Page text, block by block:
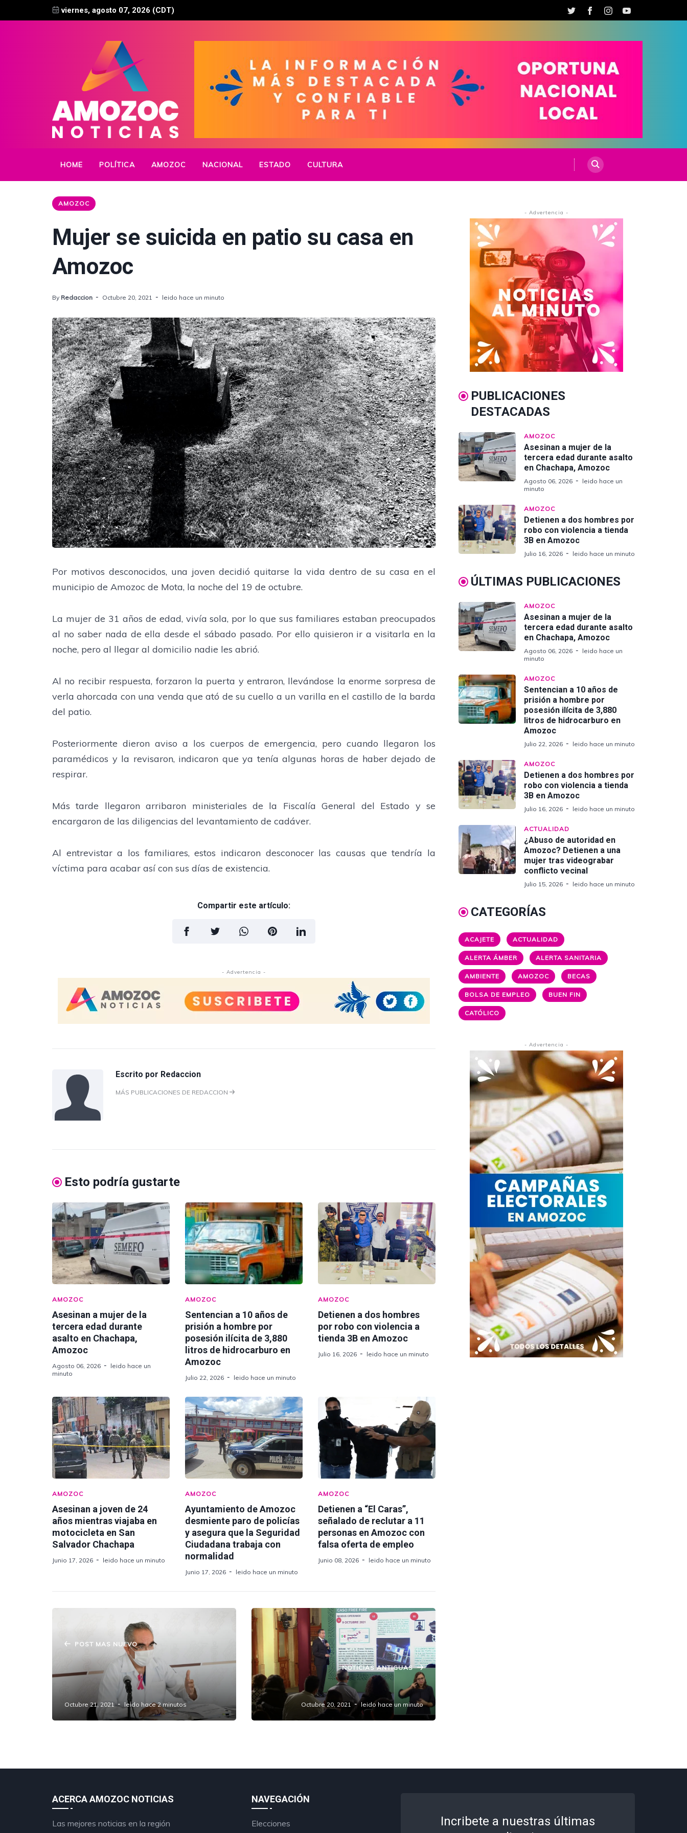
viernes, agosto 07, 2026 (CDT)
HOME POLÍTICA AMOZOC NACIONAL ESTADO CULTURA
AMOZOC
Mujer se suicida en patio su casa en
Amozoc
By Redaccion Octubre 20, 2021 leido hace un minuto
Por motivos desconocidos, una joven decidió quitarse la vida dentro de su casa en el
municipio de Amozoc de Mota, la noche del 19 de octubre.
La mujer de 31 años de edad, vivía sola, por lo que sus familiares estaban preocupados
al no saber nada de ella desde el sábado pasado. Por ello quisieron ir a visitarla en la
noche, pero al llegar al domicilio nadie les abrió.
Al no recibir respuesta, forzaron la puerta y entraron, llevándose la enorme sorpresa de
verla ahorcada con una venda que ató de su cuello a un varilla en el castillo de la barda
del patio.
Posteriormente dieron aviso a los cuerpos de emergencia, pero cuando llegaron los
paramédicos y la revisaron, indicaron que ya tenía algunas horas de haber dejado de
respirar.
Más tarde llegaron arribaron ministeriales de la Fiscalía General del Estado y se
encargaron de las diligencias del levantamiento de cadáver.
Al entrevistar a los familiares, estos indicaron desconocer las causas que tendría la
víctima para acabar así con sus días de existencia.
Compartir este artículo:
- Advertencia -
Escrito por Redaccion
MÁS PUBLICACIONES DE REDACCION
Esto podría gustarte
AMOZOC
Asesinan a mujer de la
tercera edad durante
asalto en Chachapa,
Amozoc
Agosto 06, 2026
leido hace un
minuto
AMOZOC
Sentencian a 10 años de
prisión a hombre por
posesión ilícita de 3,880
litros de hidrocarburo en
Amozoc
Julio 22, 2026 leido hace un minuto
AMOZOC
Detienen a dos hombres
por robo con violencia a
tienda 3B en Amozoc
Julio 16, 2026 leido hace un minuto
AMOZOC
Asesinan a joven de 24
años mientras viajaba en
motocicleta en San
Salvador Chachapa
Junio 17, 2026 leido hace un minuto
AMOZOC
Ayuntamiento de Amozoc
desmiente paro de policías
y asegura que la Seguridad
Ciudadana trabaja con
normalidad
Junio 17, 2026 leido hace un minuto
AMOZOC
Detienen a “El Caras”,
señalado de reclutar a 11
personas en Amozoc con
falsa oferta de empleo
Junio 08, 2026 leido hace un minuto
POST MAS NUEVO
Vacunación masiva para rezagados
en Puebla capital, anuncia Brigada
Correcaminos.
Octubre 21, 2021 leido hace 2 minutos
NOTICIAS ANTIGUAS
Caso de Secuestro Free Fire Oaxaca.
Octubre 20, 2021 leido hace un minuto
- Advertencia -
PUBLICACIONES
DESTACADAS
AMOZOC
Asesinan a mujer de la
tercera edad durante asalto
en Chachapa, Amozoc
Agosto 06, 2026
leido hace un
minuto
AMOZOC
Detienen a dos hombres por
robo con violencia a tienda
3B en Amozoc
Julio 16, 2026 leido hace un minuto
ÚLTIMAS PUBLICACIONES
AMOZOC
Asesinan a mujer de la
tercera edad durante asalto
en Chachapa, Amozoc
Agosto 06, 2026
leido hace un
minuto
AMOZOC
Sentencian a 10 años de
prisión a hombre por
posesión ilícita de 3,880
litros de hidrocarburo en
Amozoc
Julio 22, 2026 leido hace un minuto
AMOZOC
Detienen a dos hombres por
robo con violencia a tienda
3B en Amozoc
Julio 16, 2026 leido hace un minuto
ACTUALIDAD
¿Abuso de autoridad en
Amozoc? Detienen a una
mujer tras videograbar
conflicto vecinal
Julio 15, 2026 leido hace un minuto
CATEGORÍAS
ACAJETE ACTUALIDAD
ALERTA ÁMBER ALERTA SANITARIA
AMBIENTE AMOZOC BECAS
BOLSA DE EMPLEO BUEN FIN
CATÓLICO
- Advertencia -
ACERCA AMOZOC NOTICIAS
Las mejores noticias en la región
NAVEGACIÓN
Elecciones
Incribete a nuestras últimas